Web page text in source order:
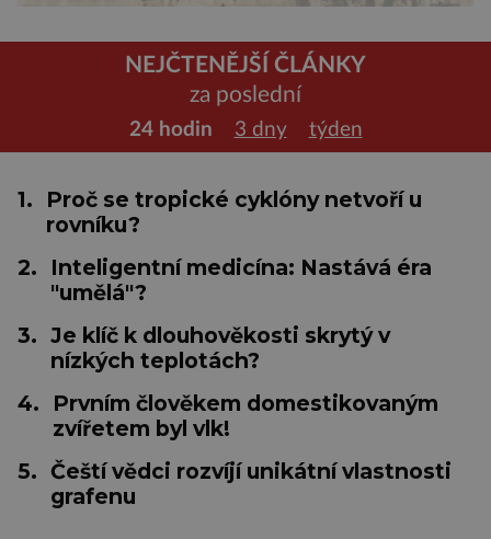
NEJČTENĚJŠÍ ČLÁNKY
za poslední
24 hodin 3 dny týden
1.
Proč se tropické cyklóny netvoří u
rovníku?
2.
Inteligentní medicína: Nastává éra
"umělá"?
3. Je klíč k dlouhověkosti skrytý v
nízkých teplotách?
4.
Prvním člověkem domestikovaným
zvířetem byl vlk!
5. Čeští vědci rozvíjí unikátní vlastnosti
grafenu